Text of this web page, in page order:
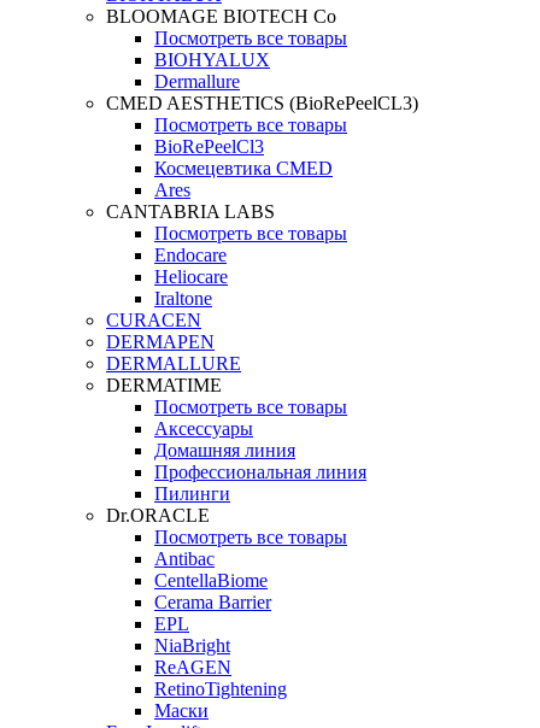
BLOOMAGE BIOTECH Co
Посмотреть все товары
BIOHYALUX
Dermallure
CMED AESTHETICS (BioRePeelCL3)
Посмотреть все товары
BioRePeelCl3
Космецевтика CMED
Ares
CANTABRIA LABS
Посмотреть все товары
Endocare
Heliocare
Iraltone
CURACEN
DERMAPEN
DERMALLURE
DERMATIME
Посмотреть все товары
Аксессуары
Домашняя линия
Профессиональная линия
Пилинги
Dr.ORACLE
Посмотреть все товары
Antibac
CentellaBiome
Cerama Barrier
EPL
NiaBright
ReAGEN
RetinoTightening
Маски